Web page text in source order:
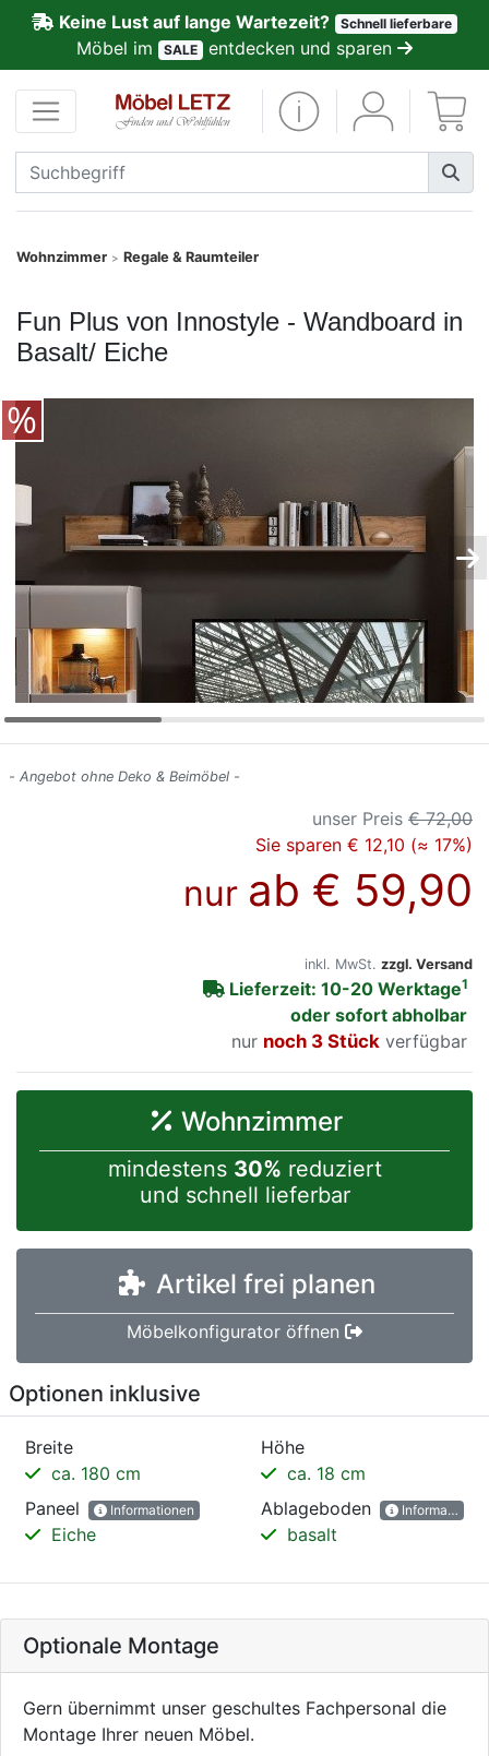
Keine Lust auf lange Wartezeit? Schnell lieferbare
Möbel im SALE entdecken und sparen
Wohnzimmer > Regale & Raumteiler
Fun Plus von Innostyle - Wandboard in
Basalt/ Eiche
- Angebot ohne Deko & Beimöbel -
unser Preis € 72,00
Sie sparen € 12,10 (≈ 17%)
nur ab € 59,90
inkl. MwSt. zzgl. Versand
Lieferzeit: 10-20 Werktage1
oder sofort abholbar
nur
noch 3 Stück verfügbar
Wohnzimmer
mindestens 30% reduziert
und schnell lieferbar
Artikel frei planen
Möbelkonfigurator öffnen
Optionen inklusive
Breite
ca. 180 cm
Höhe
ca. 18 cm
Paneel
Informationen
Eiche
Ablageboden Informationen
basalt
Optionale Montage
Gern übernimmt unser geschultes Fachpersonal die
Montage Ihrer neuen Möbel.
Kundenmeinungen
Anmelden
PREMIUM
Schnell
SALE
Konfigurator
0%
Finanzierung
Markenwelt
Letz-
Deals